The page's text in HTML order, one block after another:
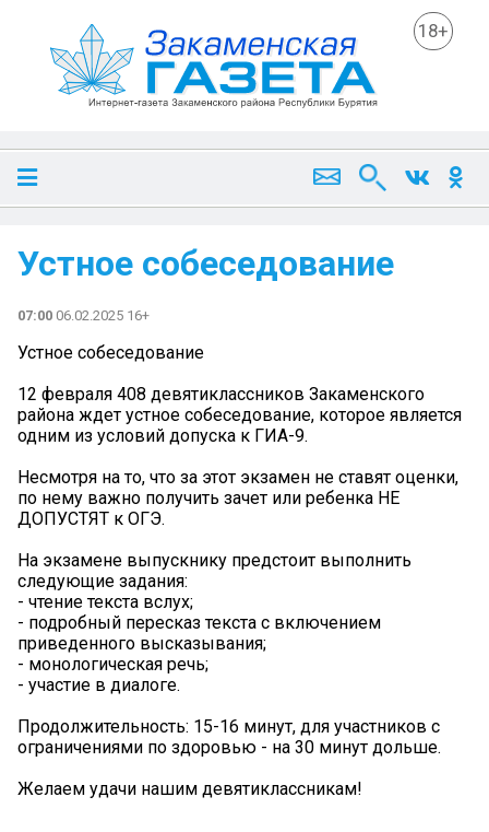
18+
Устное собеседование
07:00 06.02.2025 16+
Устное собеседование
12 февраля 408 девятиклассников Закаменского
района ждет устное собеседование, которое является
одним из условий допуска к ГИА-9.
Несмотря на то, что за этот экзамен не ставят оценки,
по нему важно получить зачет или ребенка НЕ
ДОПУСТЯТ к ОГЭ.
На экзамене выпускнику предстоит выполнить
следующие задания:
- чтение текста вслух;
- подробный пересказ текста с включением
приведенного высказывания;
- монологическая речь;
- участие в диалоге.
Продолжительность: 15-16 минут, для участников с
ограничениями по здоровью - на 30 минут дольше.
Желаем удачи нашим девятиклассникам!